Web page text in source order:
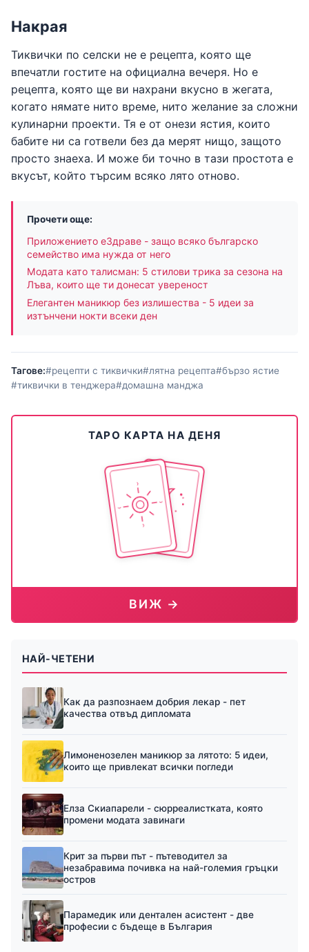
Накрая
Тиквички по селски не е рецепта, която ще
впечатли гостите на официална вечеря. Но е
рецепта, която ще ви нахрани вкусно в жегата,
когато нямате нито време, нито желание за сложни
кулинарни проекти. Тя е от онези ястия, които
бабите ни са готвели без да мерят нищо, защото
просто знаеха. И може би точно в тази простота е
вкусът, който търсим всяко лято отново.
Прочети още:
Приложението еЗдраве - защо всяко българско
семейство има нужда от него
Модата като талисман: 5 стилови трика за сезона на
Лъва, които ще ти донесат увереност
Елегантен маникюр без излишества - 5 идеи за
изтънчени нокти всеки ден
Тагове:#рецепти с тиквички#лятна рецепта#бързо ястие
#тиквички в тенджера#домашна манджа
ТАРО КАРТА НА ДЕНЯ
ВИЖ →
НАЙ-ЧЕТЕНИ
Как да разпознаем добрия лекар - пет
качества отвъд дипломата
Лимоненозелен маникюр за лятото: 5 идеи,
които ще привлекат всички погледи
Елза Скиапарели - сюрреалистката, която
промени модата завинаги
Крит за първи път - пътеводител за
незабравима почивка на най-големия гръцки
остров
Парамедик или дентален асистент - две
професии с бъдеще в България